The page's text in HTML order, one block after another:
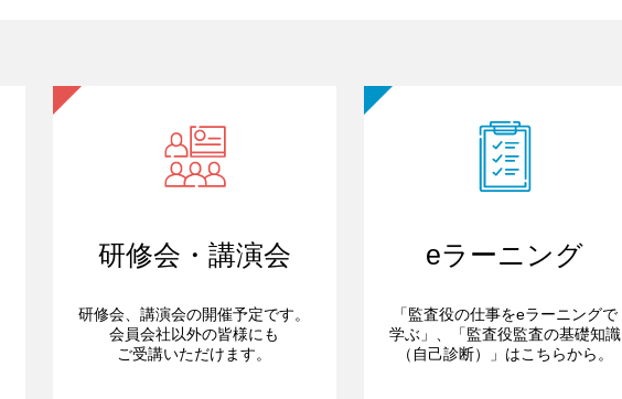
研修会・講演会
研修会、講演会の開催予定です。
会員会社以外の皆様にも
ご受講いただけます。
eラーニング
「監査役の仕事をeラーニングで
学ぶ」、「監査役監査の基礎知識
（自己診断）」はこちらから。